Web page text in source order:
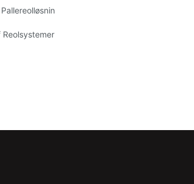
Trends Og Innovationer
Reolsystemer: Nøglefaktorer For At Vælge Den